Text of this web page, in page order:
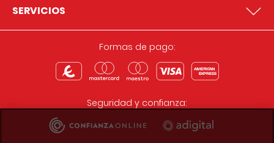
SERVICIOS
Formas de pago:
Seguridad y confianza: